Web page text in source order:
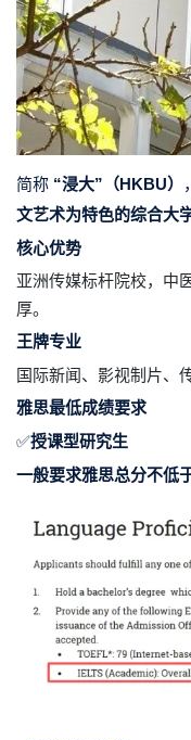
简称 “浸大”（HKBU）
文艺术为特色的综合大
核心优势
亚洲传媒标杆院校，中
厚。
王牌专业
国际新闻、影视制片、
雅思最低成绩要求
✅授课型研究生
一般要求雅思总分不低